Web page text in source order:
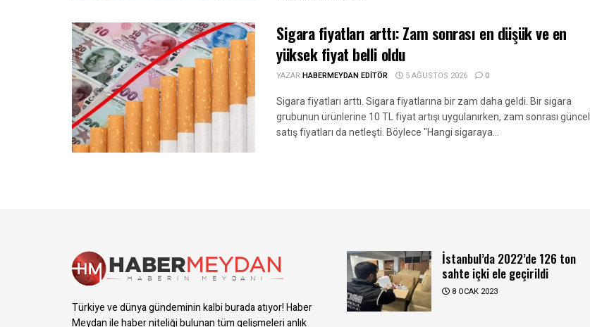
Sigara fiyatları arttı: Zam sonrası en düşük ve en
yüksek fiyat belli oldu
YAZAR HABERMEYDAN EDITÖR 5 AĞUSTOS 2026 0
Sigara fiyatları arttı. Sigara fiyatlarına bir zam daha geldi. Bir sigara
grubunun ürünlerine 10 TL fiyat artışı uygulanırken, zam sonrası güncel
satış fiyatları da netleşti. Böylece "Hangi sigaraya...
Türkiye ve dünya gündeminin kalbi burada atıyor! Haber
Meydan ile haber niteliği bulunan tüm gelişmeleri anlık
İstanbul’da 2022’de 126 ton
sahte içki ele geçirildi
8 OCAK 2023